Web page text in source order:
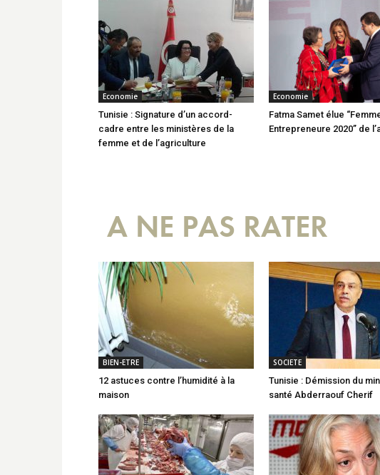
Economie
Tunisie : Signature d’un accord-
cadre entre les ministères de la
femme et de l’agriculture
Economie
Fatma Samet élue
Entrepreneure 2020” de
A NE PAS RATER
BIEN-ETRE
12 astuces contre l’humidité à la
maison
SOCIETE
Tunisie : Démission du
santé Abderraouf Cherif